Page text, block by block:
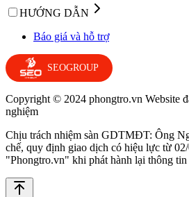
HƯỚNG DẪN
Báo giá và hỗ trợ
SEOGROUP
Copyright © 2024 phongtro.vn Website
nghiệm
Chịu trách nhiệm sàn GDTMĐT: Ông
chế, quy định giao dịch có hiệu lực từ
"Phongtro.vn" khi phát hành lại thông tin